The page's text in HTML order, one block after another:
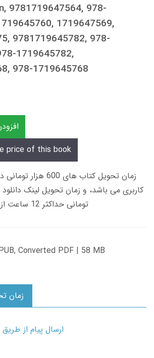
9781719647564, 978-
1719647569,
9781719645782, 978-
1719645782,
978-1719645768
price of this book
زمان تحویل کتاب های
تومانی حداکثر 12 ساعت از طریق پیامک/ایمیل
Converted PDF | 58 MB
زمان
ارسال پیام از طریق ایتا: